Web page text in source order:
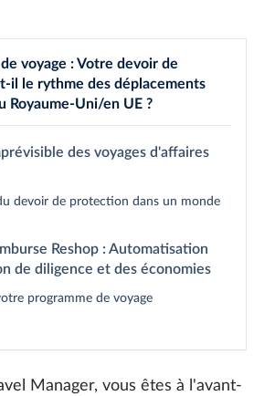
Manager, vous êtes à l'avant-
de voyage : Votre devoir de
il le rythme des déplacements
Royaume-Uni/en UE ?
des voyages d'affaires
devoir de protection dans un monde
Reshop : Automatisation
de diligence et des économies
programme de voyage